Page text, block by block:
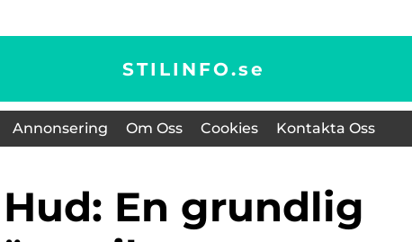
STILINFO.se
Annonsering Om Oss Cookies Kontakta Oss